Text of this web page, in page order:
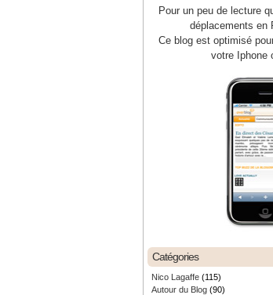
Pour un peu de lecture
déplacements en
Ce blog est optimisé
votre Iphone
Catégories
Nico Lagaffe (115)
Autour du Blog (90)